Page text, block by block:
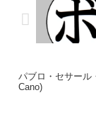
パブロ・セサール
Cano)